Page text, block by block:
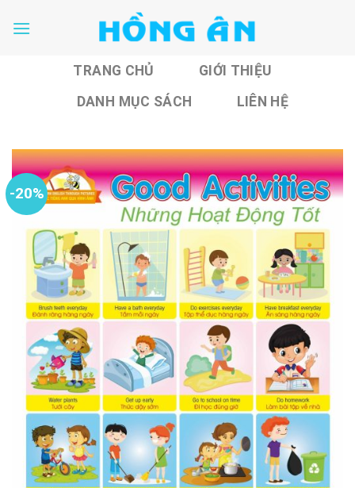
TRANG CHỦ
GIỚI THIỆU
DANH MỤC SÁCH
LIÊN HỆ
-20%